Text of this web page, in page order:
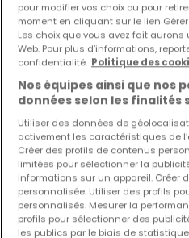
Créez
Commerces en
Commerces à louer à
Commerces à louer à Huy
Commerces à louer à
Commerces à louer à
Commerces à louer à
pour modifier vos choix ou pour
moment en cliquant sur le lien
Les choix que vous avez fait
Web. Pour plus d’informations,
confidentialité. Politique des
Nos équipes ainsi que
données selon les finalités
Utiliser des données de
activement les caractéristiques de
Créer des profils de contenus
limitées pour sélectionner la
informations sur un appareil. Créer
personnalisée. Utiliser des profils
personnalisés. Mesurer la
profils pour sélectionner des
les publics par le biais de